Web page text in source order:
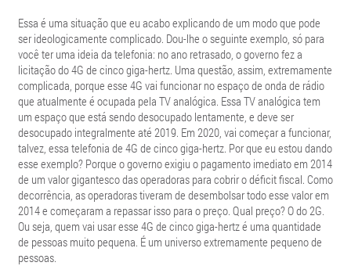
Essa é uma situação que eu acabo explicando de um modo que pode
ser ideologicamente complicado. Dou-lhe o seguinte exemplo, só para
você ter uma ideia da telefonia: no ano retrasado, o governo fez a
licitação do 4G de cinco giga-hertz. Uma questão, assim, extremamente
complicada, porque esse 4G vai funcionar no espaço de onda de rádio
que atualmente é ocupada pela TV analógica. Essa TV analógica tem
um espaço que está sendo desocupado lentamente, e deve ser
desocupado integralmente até 2019. Em 2020, vai começar a funcionar,
talvez, essa telefonia de 4G de cinco giga-hertz. Por que eu estou dando
esse exemplo? Porque o governo exigiu o pagamento imediato em 2014
de um valor gigantesco das operadoras para cobrir o déficit fiscal. Como
decorrência, as operadoras tiveram de desembolsar todo esse valor em
2014 e começaram a repassar isso para o preço. Qual preço? O do 2G.
Ou seja, quem vai usar esse 4G de cinco giga-hertz é uma quantidade
de pessoas muito pequena. É um universo extremamente pequeno de
pessoas.